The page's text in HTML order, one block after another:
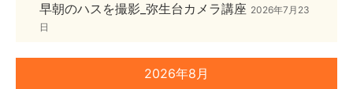
早朝のハスを撮影_弥生台カメラ講座 2026年7月23
日
2026年8月